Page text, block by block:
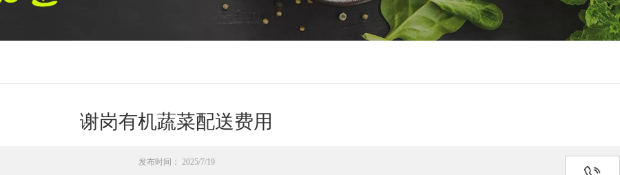
谢岗有机蔬菜配送费用
发布时间： 2025/7/19